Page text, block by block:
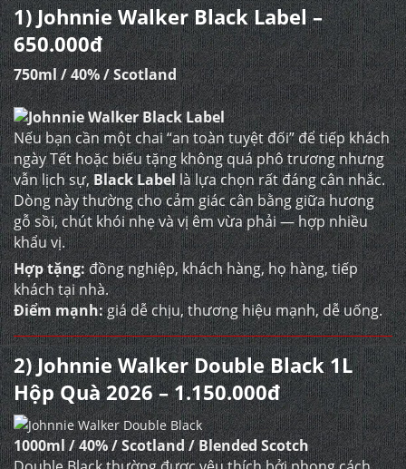
1) Johnnie Walker Black Label –
650.000đ
750ml / 40% / Scotland
Nếu bạn cần một chai “an toàn tuyệt đối” để tiếp khách
ngày Tết hoặc biếu tặng không quá phô trương nhưng
vẫn lịch sự,Black Labellà lựa chọn rất đáng cân nhắc.
Dòng này thường cho cảm giác cân bằng giữa hương
gỗ sồi, chút khói nhẹ và vị êm vừa phải — hợp nhiều
khẩu vị.
Hợp tặng:đồng nghiệp, khách hàng, họ hàng, tiếp
khách tại nhà.
Điểm mạnh:giá dễ chịu, thương hiệu mạnh, dễ uống.
2) Johnnie Walker Double Black 1L
Hộp Quà 2026 – 1.150.000đ
1000ml / 40% / Scotland / Blended Scotch